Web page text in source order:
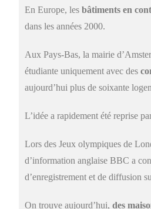
En Europe, lesbâtiments en
dans les années 2000.
Aux Pays-Bas, la mairie
étudiante uniquement avec des
aujourd’hui plus de soixante
L’idée a rapidement été reprise
Lors des Jeux olympiques de
d’information anglaise BBC a
d’enregistrement et de diffusion
On trouve aujourd’hui,des